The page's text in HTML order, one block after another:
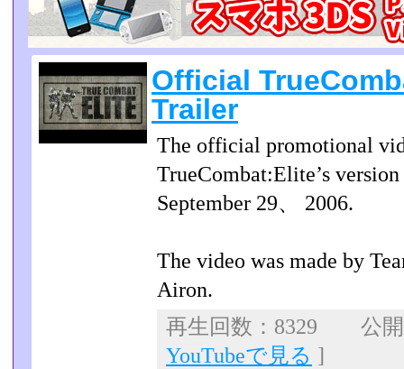
Official
Trailer
The official promotional
TrueCombat:Elite’s
September 29、 2006.
The video was made by
Airon.
再生回数：8329 公
YouTubeで見る ]